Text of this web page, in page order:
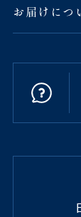
お届けにつ